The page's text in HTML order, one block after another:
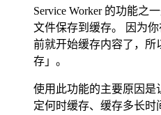
Service Worker 的功能之
文件保存到缓存。 因为你
前就开始缓存内容了，所
存」。
使用此功能的主要原因是
定何时缓存、缓存多长时